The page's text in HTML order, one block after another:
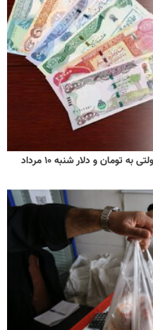
قیمت دینار عراق امروز + نرخ ارز اربعین دولتی به تومان و دلار شنبه ۱۰ مرداد